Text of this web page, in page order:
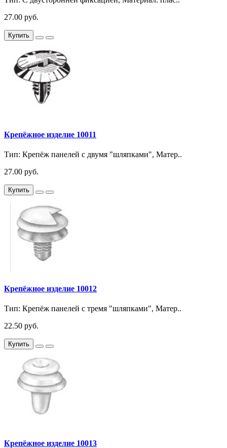
27.00 руб.
Купить
Крепёжное изделие 10011
Тип: Крепёж панелей с двумя "шляпками", Матер..
27.00 руб.
Купить
Крепёжное изделие 10012
Тип: Крепёж панелей с тремя "шляпками", Матер..
22.50 руб.
Купить
Крепёжное изделие 10013